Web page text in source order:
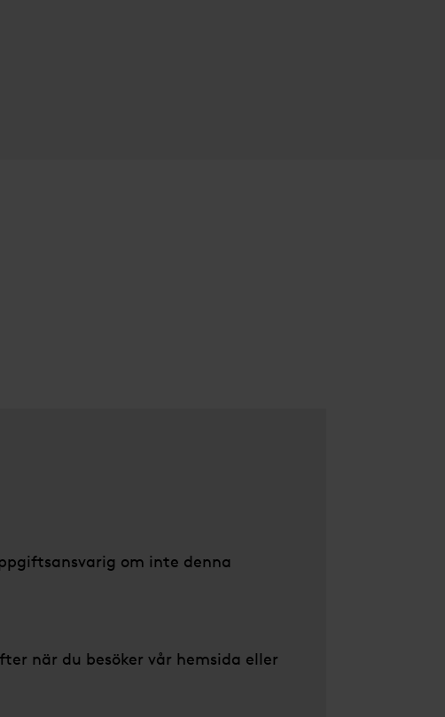
om inte denna
när du besöker vår hemsida eller